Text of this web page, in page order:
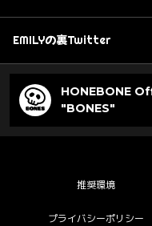
EMILYの裏Twitter
HONEBONE
"BONES"
推奨環境
プライバシーポリシー